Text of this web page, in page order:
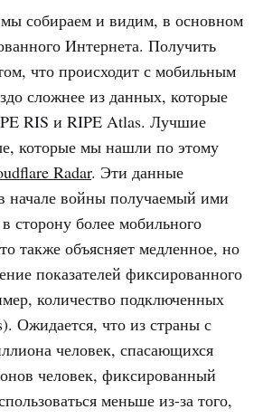
собираем и видим, в основном
Интернета. Получить
что происходит с мобильным
сложнее из данных, которые
RIS и RIPE Atlas. Лучшие
которые мы нашли по этому
Radar. Эти данные
начале войны получаемый ими
сторону более мобильного
также объясняет медленное, но
показателей фиксированного
количество подключенных
Ожидается, что из страны с
человек, спасающихся
человек, фиксированный
меньше из-за того,